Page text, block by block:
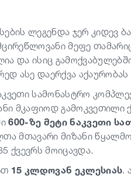
ლეგენდა ჯერ კიდევ
მეფე
და ისიც
ასე დაერქვა აქაურობას
სამონასტრო
მკაფიოდ გამოკვეთილი
600-ზე მეტი ნაკვეთი
მთავარი მიზანი
ქვევრს მოიცავდა.
15 კლდოვან ეკლესიას.